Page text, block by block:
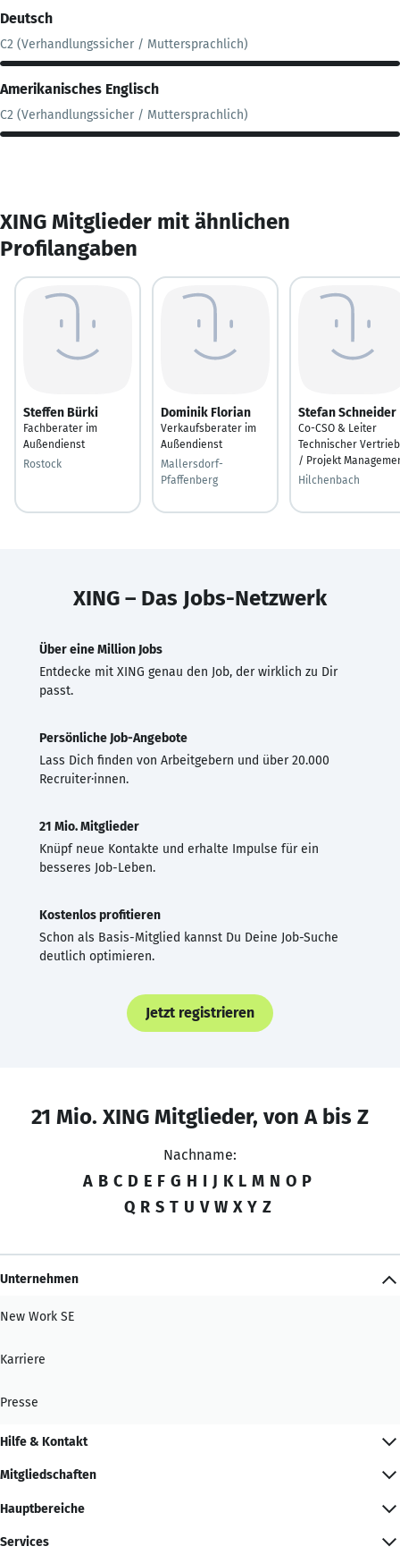
Deutsch
C2 (Verhandlungssicher / Muttersprachlich)
Amerikanisches Englisch
C2 (Verhandlungssicher / Muttersprachlich)
XING Mitglieder mit ähnlichen
Profilangaben
Steffen Bürki
Fachberater im
Außendienst
Rostock
Dominik Florian
Verkaufsberater im
Außendienst
Mallersdorf-
Pfaffenberg
Stefan Schneider
Co-CSO & Leiter
Technischer Vertrieb
/ Projekt
Hilchenbach
XING – Das Jobs-Netzwerk
Über eine Million Jobs
Entdecke mit XING genau den Job, der wirklich zu Dir
passt.
Persönliche Job-Angebote
Lass Dich finden von Arbeitgebern und über 20.000
Recruiter·innen.
21 Mio. Mitglieder
Knüpf neue Kontakte und erhalte Impulse für ein
besseres Job-Leben.
Kostenlos profitieren
Schon als Basis-Mitglied kannst Du Deine Job-Suche
deutlich optimieren.
Jetzt registrieren
21 Mio. XING Mitglieder, von A bis Z
Nachname:
A B C D E F G H I J K L M N O P
Q R S T U V W X Y Z
Unternehmen
New Work SE
Karriere
Presse
Hilfe & Kontakt
Mitgliedschaften
Hauptbereiche
Services